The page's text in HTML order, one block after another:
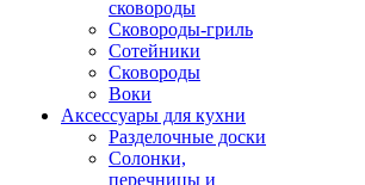
сковороды
Сковороды-гриль
Сотейники
Сковороды
Воки
Аксессуары для кухни
Разделочные доски
Солонки,
перечницы и